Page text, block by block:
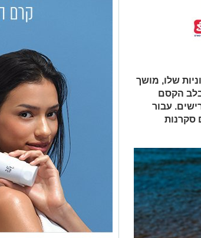
שלו, מושך
בלב הקסם
עבור
סקרנות